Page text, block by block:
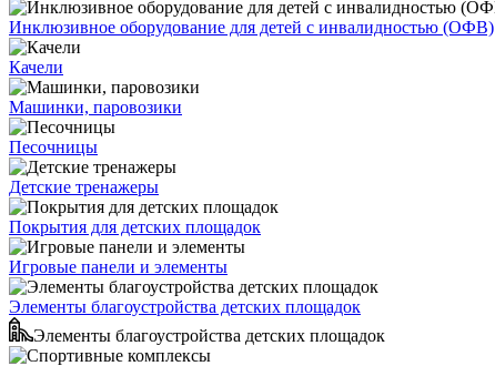
Инклюзивное оборудование для детей с инвалидностью (ОФВ)
Качели
Машинки, паровозики
Песочницы
Детские тренажеры
Покрытия для детских площадок
Игровые панели и элементы
Элементы благоустройства детских площадок
Элементы благоустройства детских площадок